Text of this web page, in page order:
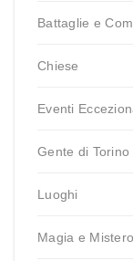
Battaglie e
Chiese
Eventi
Gente di Torino
Luoghi
Magia e Mistero